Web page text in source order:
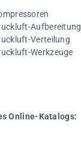
Aufbereitung
Verteilung
Werkzeuge
Online-Katalogs: